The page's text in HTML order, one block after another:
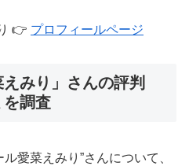
👉 プロフィールページ
みり」さんの評判
を調査
愛菜えみり”さんについて、